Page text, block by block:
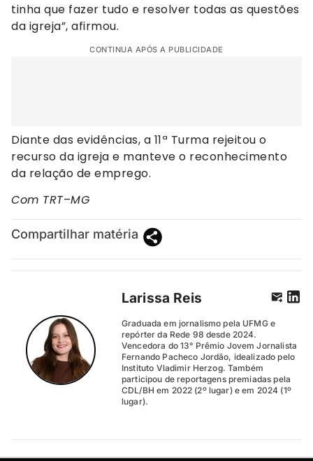
tinha que fazer tudo e resolver todas as questões
da igreja”, afirmou.
CONTINUA APÓS A PUBLICIDADE
Diante das evidências, a 11ª Turma rejeitou o
recurso da igreja e manteve o reconhecimento
da relação de emprego.
Com TRT–MG
Compartilhar matéria
Larissa Reis
Graduada em jornalismo pela UFMG e
repórter da Rede 98 desde 2024.
Vencedora do 13° Prêmio Jovem Jornalista
Fernando Pacheco Jordão, idealizado pelo
Instituto Vladimir Herzog. Também
participou de reportagens premiadas pela
CDL/BH em 2022 (2º lugar) e em 2024 (1º
lugar).